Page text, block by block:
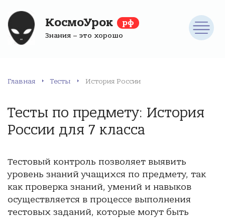
КосмоУрок рф
Знания – это хорошо
Главная Тесты История России
Тесты по предмету: История
России для 7 класса
Тестовый контроль позволяет выявить
уровень знаний учащихся по предмету, так
как проверка знаний, умений и навыков
осуществляется в процессе выполнения
тестовых заданий, которые могут быть